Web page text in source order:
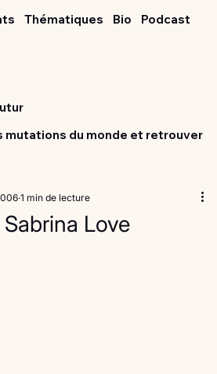
Thématiques Podcast
Bio
mutations du monde et retrouver
Love
1 min de lecture